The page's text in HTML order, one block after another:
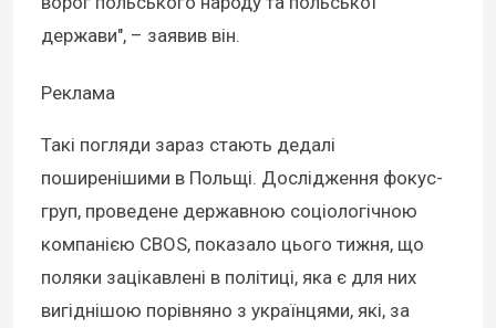
держави", – заявив він.
Реклама
Такі погляди зараз стають дедалі
поширенішими в Польщі. Дослідження фокус-
груп, проведене державною соціологічною
компанією CBOS, показало цього тижня, що
поляки зацікавлені в політиці, яка є для них
вигіднішою порівняно з українцями, які, за